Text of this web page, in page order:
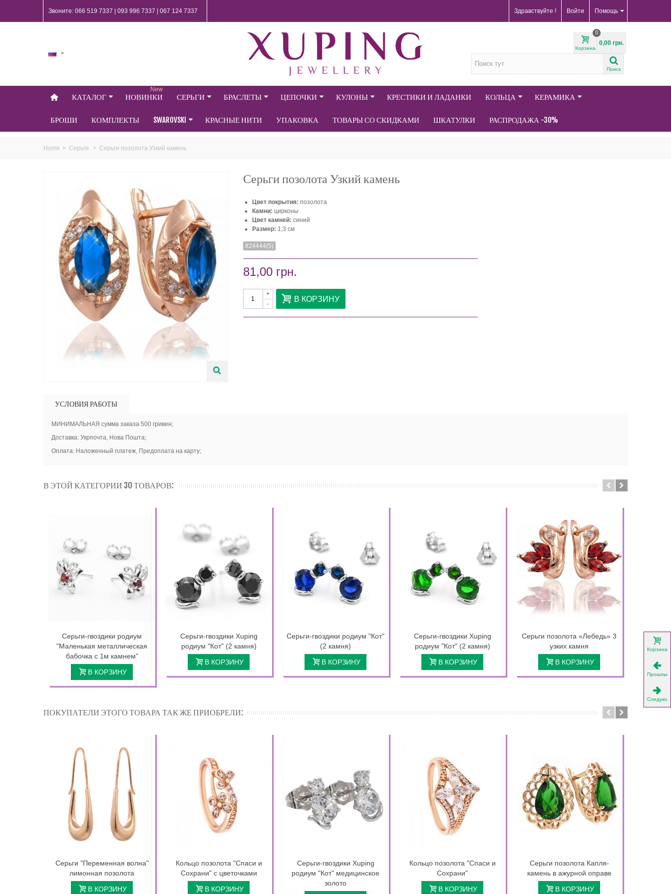
Помощь
Звоните: 066 519 7337 | 093 996 7337 | 067 124 7337 Здравствуйте ! Войти
Корзина
0
0,00 грн.
Поиск
КАТАЛОГ НОВИНКИ
New
СЕРЬГИ БРАСЛЕТЫ ЦЕПОЧКИ КУЛОНЫ КРЕСТИКИ И ЛАДАНКИ КОЛЬЦА КЕРАМИКА
БРОШИ КОМПЛЕКТЫ SWAROVSKI КРАСНЫЕ НИТИ УПАКОВКА ТОВАРЫ СО СКИДКАМИ ШКАТУЛКИ РАСПРОДАЖА -30%
Home > Серьги > Серьги позолота Узкий камень
Серьги позолота Узкий камень
Цвет покрытия: позолота
Камни: цирконы
Цвет камней: синий
Размер: 1,3 см
824444(5)
81,00 грн.
-
+ В КОРЗИНУ
УСЛОВИЯ РАБОТЫ
МИНИМАЛЬНАЯ сумма заказа 500 гривен;
Доставка: Укрпочта, Нова Пошта;
Оплата: Наложенный платеж, Предоплата на карту;
В ЭТОЙ КАТЕГОРИИ 30 ТОВАРОВ:
Серьги-гвоздики родиум
"Маленькая металлическая
бабочка с 1м камнем"
В КОРЗИНУ
Серьги-гвоздики Xuping
родиум "Кот" (2 камня)
В КОРЗИНУ
Серьги-гвоздики родиум "Кот"
(2 камня)
В КОРЗИНУ
Серьги-гвоздики Xuping
родиум "Кот" (2 камня)
В КОРЗИНУ
Серьги позолота «Лебедь» 3
узких камня
В КОРЗИНУ
Серьги
ПОКУПАТЕЛИ ЭТОГО ТОВАРА ТАК ЖЕ ПРИОБРЕЛИ:
Серьги "Переменная волна"
лимонная позолота
В КОРЗИНУ
Кольцо позолота "Спаси и
Сохрани" с цветочками
В КОРЗИНУ
Серьги-гвоздики Xuping
родиум "Кот" медицинское
золото
Кольцо позолота "Спаси и
Сохрани"
В КОРЗИНУ
Серьги позолота Капля-
камень в ажурной оправе
В КОРЗИНУ
Корзина
Прошлый